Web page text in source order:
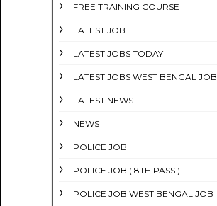
FREE TRAINING COURSE
LATEST JOB
LATEST JOBS TODAY
LATEST JOBS WEST BENGAL JOB
LATEST NEWS
NEWS
POLICE JOB
POLICE JOB ( 8TH PASS )
POLICE JOB WEST BENGAL JOB